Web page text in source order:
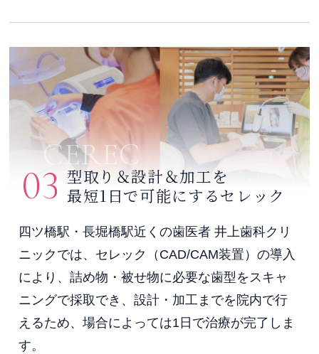
CEREC
03 型取り＆設計＆加工を
最短1日で可能にするセレック
四ツ橋駅・長堀橋駅近くの歯医者 井上歯科クリ
ニックでは、セレック（CAD/CAM装置）の導入
により、詰め物・被せ物に必要な歯型をスキャ
ニングで採取でき、設計・加工までを院内で行
えるため、場合によっては1日で治療が完了しま
す。